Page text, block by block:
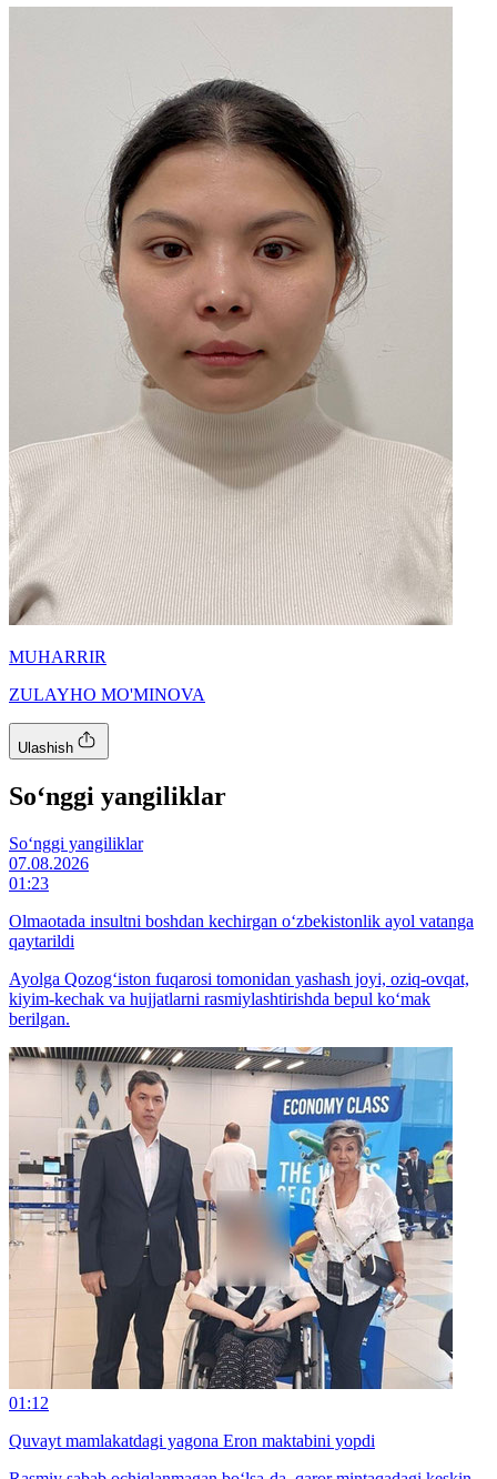
MUHARRIR
ZULAYHO MO'MINOVA
Ulashish
So‘nggi yangiliklar
So‘nggi yangiliklar
07.08.2026
01:23
Olmaotada insultni boshdan kechirgan o‘zbekistonlik ayol vatanga
qaytarildi
Ayolga Qozog‘iston fuqarosi tomonidan yashash joyi, oziq-ovqat,
kiyim-kechak va hujjatlarni rasmiylashtirishda bepul ko‘mak
berilgan.
01:12
Quvayt mamlakatdagi yagona Eron maktabini yopdi